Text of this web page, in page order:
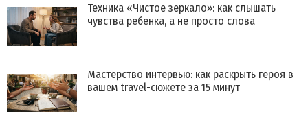
Техника «Чистое зеркало»: как слышать
чувства ребенка, а не просто слова
Мастерство интервью: как раскрыть героя в
вашем travel-сюжете за 15 минут